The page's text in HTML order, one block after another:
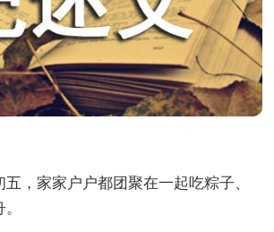
家家户户都团聚在一起吃粽子、